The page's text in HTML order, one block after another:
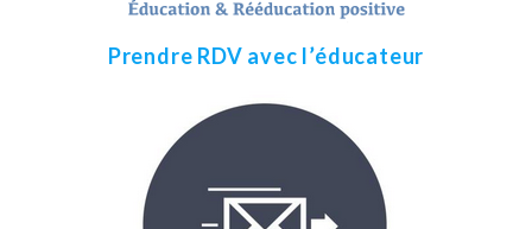
Prendre RDV avec l’éducateur